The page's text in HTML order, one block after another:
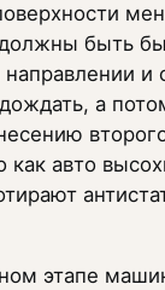
быть
и
а
как авто
этапе